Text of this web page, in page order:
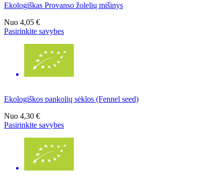
Ekologiškas Provanso žolelių mišinys
Nuo 4,05 €
Pasirinkite savybes
Ekologiškos pankolių sėklos (Fennel seed)
Nuo 4,30 €
Pasirinkite savybes